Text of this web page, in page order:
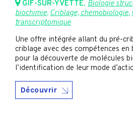
GIF-SUR-YVETTE, Biologie
biochimie,Criblage, chemobiologie,
transcriptomique
Une offre intégrée allant du pré-
criblage avec des compétences
pour la découverte de molécules
l’identification de leur mode
Découvrir